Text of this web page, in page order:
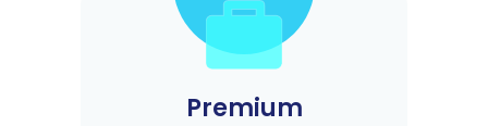
Premium